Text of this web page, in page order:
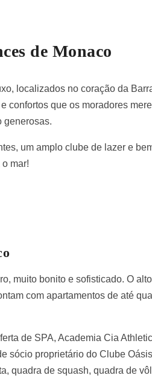
de Monaco
localizados no coração da
confortos que os moradores
generosas.
um amplo clube de lazer e
mar!
muito bonito e sofisticado. O
com apartamentos de até
de SPA, Academia Cia
sócio proprietário do Clube
quadra de squash, quadra de